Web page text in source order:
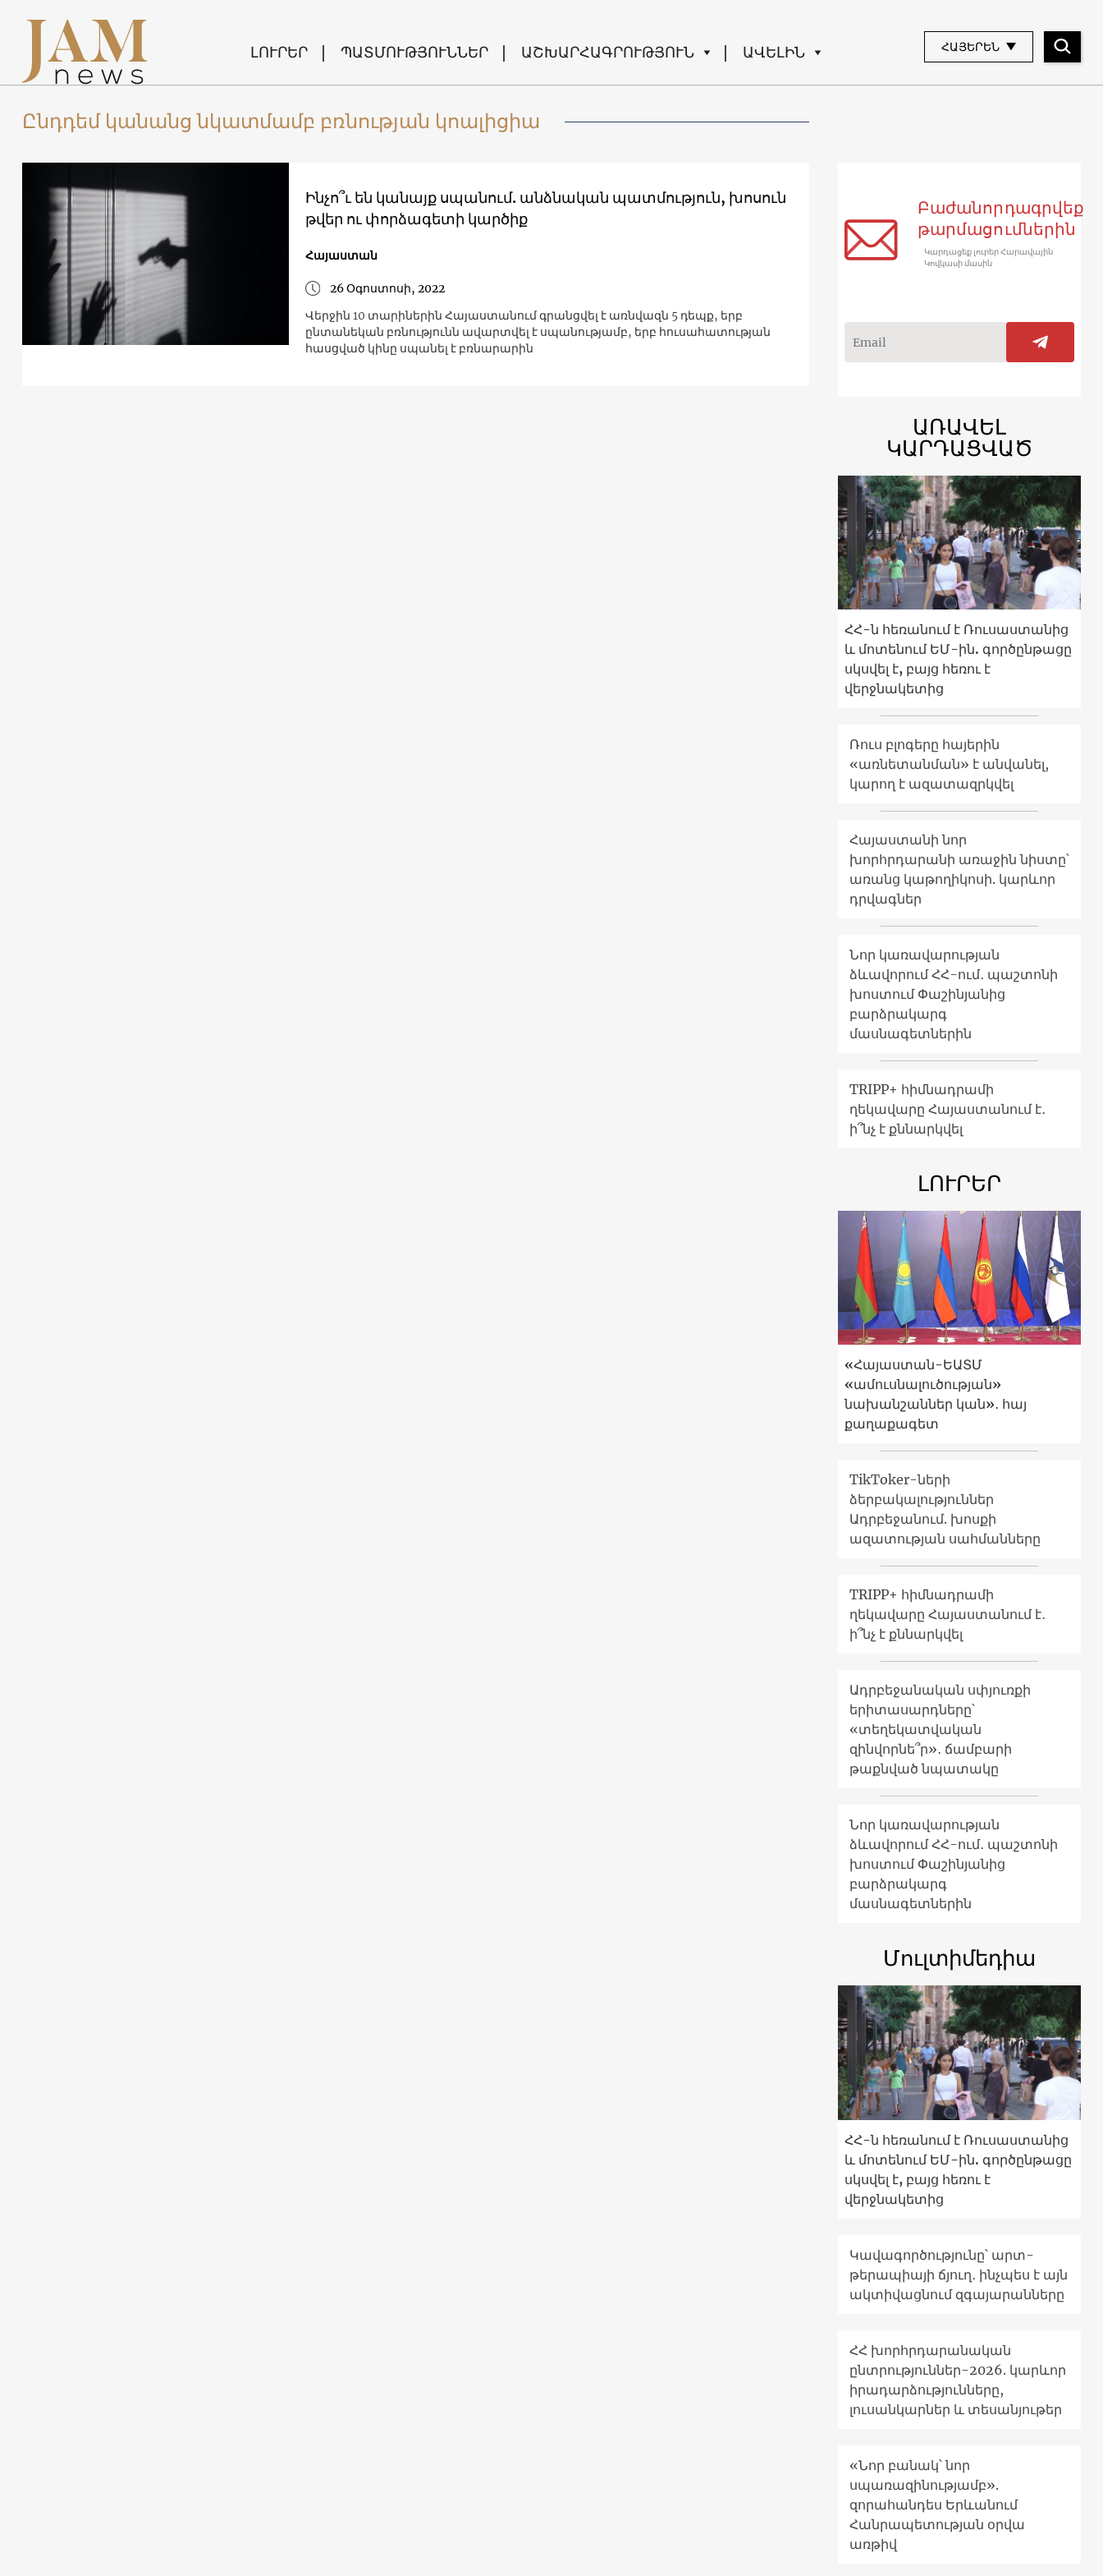
ԼՈՒՐԵՐ ՊԱՏՄՈՒԹՅՈՒՆՆԵՐ ԱՇԽԱՐՀԱԳՐՈՒԹՅՈՒՆ ԱՎԵԼԻՆ ՀԱՅԵՐԵՆ
Ընդդեմ կանանց նկատմամբ բռնության կոալիցիա
Ինչո՞ւ են կանայք սպանում. անձնական պատմություն, խոսուն
թվեր ու փորձագետի կարծիք
Հայաստան
26 Օգոստոսի, 2022
Վերջին 10 տարիներին Հայաստանում գրանցվել է առնվազն 5 դեպք, երբ
ընտանեկան բռնությունն ավարտվել է սպանությամբ, երբ հուսահատության
հասցված կինը սպանել է բռնարարին
Բաժանորդագրվեք
թարմացումներին
Կարդացեք լուրեր Հարավային
Կովկասի մասին
ԱՌԱՎԵԼ
ԿԱՐԴԱՑՎԱԾ
ՀՀ-ն հեռանում է Ռուսաստանից
և մոտենում ԵՄ-ին. գործընթացը
սկսվել է, բայց հեռու է
վերջնակետից
Ռուս բլոգերը հայերին
«առնետանման» է անվանել,
կարող է ազատազրկվել
Հայաստանի նոր
խորհրդարանի առաջին նիստը՝
առանց կաթողիկոսի. կարևոր
դրվագներ
Նոր կառավարության
ձևավորում ՀՀ-ում․ պաշտոնի
խոստում Փաշինյանից
բարձրակարգ
մասնագետներին
TRIPP+ հիմնադրամի
ղեկավարը Հայաստանում է․
ի՞նչ է քննարկվել
ԼՈՒՐԵՐ
«Հայաստան-ԵԱՏՄ
«ամուսնալուծության»
նախանշաններ կան»․ հայ
քաղաքագետ
TikToker-ների
ձերբակալություններ
Ադրբեջանում. խոսքի
ազատության սահմանները
TRIPP+ հիմնադրամի
ղեկավարը Հայաստանում է․
ի՞նչ է քննարկվել
Ադրբեջանական սփյուռքի
երիտասարդները՝
«տեղեկատվական
զինվորնե՞ր»․ ճամբարի
թաքնված նպատակը
Նոր կառավարության
ձևավորում ՀՀ-ում․ պաշտոնի
խոստում Փաշինյանից
բարձրակարգ
մասնագետներին
Մուլտիմեդիա
ՀՀ-ն հեռանում է Ռուսաստանից
և մոտենում ԵՄ-ին. գործընթացը
սկսվել է, բայց հեռու է
վերջնակետից
Կավագործությունը՝ արտ-
թերապիայի ճյուղ․ ինչպես է այն
ակտիվացնում զգայարանները
ՀՀ խորհրդարանական
ընտրություններ-2026. կարևոր
իրադարձությունները,
լուսանկարներ և տեսանյութեր
«Նոր բանակ՝ նոր
սպառազինությամբ».
զորահանդես Երևանում
Հանրապետության օրվա
առթիվ